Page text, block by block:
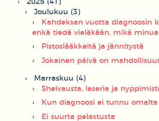
2025 (41)
Joulukuu (3)
Kahdeksan vuotta diagnoosin
enkä tiedä vieläkään, mikä minua
Pistoslääkkeitä ja jännitystä
Jokainen päivä on
Marraskuu (4)
Sheivausta, laseria ja
Kun diagnoosi ei tunnu omalta
Ei suurta pelastusta